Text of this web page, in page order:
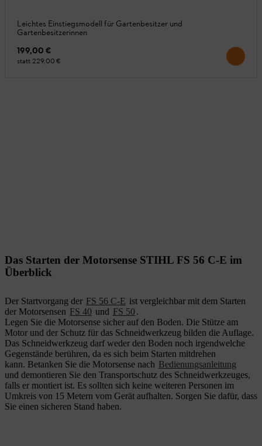
Leichtes Einstiegsmodell für Gartenbesitzer und
Gartenbesitzerinnen
199,00 €
statt 229,00 €
Das Starten der Motorsense STIHL FS 56 C-E im
Überblick
Der Startvorgang der FS 56 C-E ist vergleichbar mit dem Starten
der Motorsensen FS 40 und FS 50.
Legen Sie die Motorsense sicher auf den Boden. Die Stütze am
Motor und der Schutz für das Schneidwerkzeug bilden die Auflage.
Das Schneidwerkzeug darf weder den Boden noch irgendwelche
Gegenstände berühren, da es sich beim Starten mitdrehen
kann. Betanken Sie die Motorsense nach Bedienungsanleitung
und demontieren Sie den Transportschutz des Schneidwerkzeuges,
falls er montiert ist. Es sollten sich keine weiteren Personen im
Umkreis von 15 Metern vom Gerät aufhalten. Sorgen Sie dafür, dass
Sie einen sicheren Stand haben.